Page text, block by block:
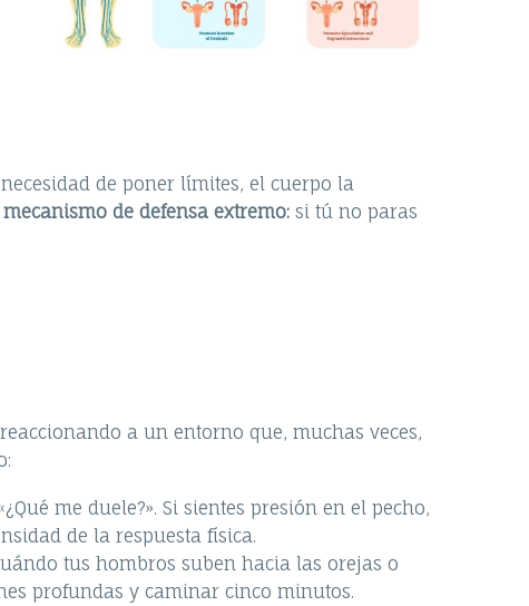
de poner límites, el cuerpo la
de defensa extremo: si tú no paras
a un entorno que, muchas veces,
me duele?». Si sientes presión en el pecho,
de la respuesta física.
tus hombros suben hacia las orejas o
profundas y caminar cinco minutos.